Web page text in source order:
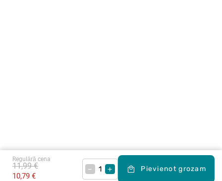
Regulārā cena
10,79 €
11,99 € – + Pievienot grozam